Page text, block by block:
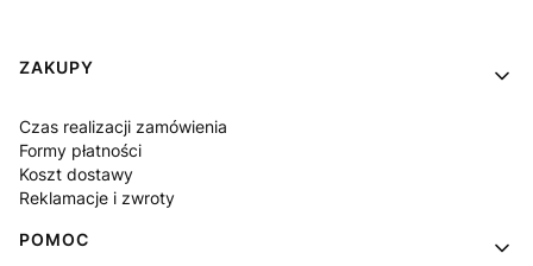
Linki w stopce
ZAKUPY
Czas realizacji zamówienia
Formy płatności
Koszt dostawy
Reklamacje i zwroty
POMOC